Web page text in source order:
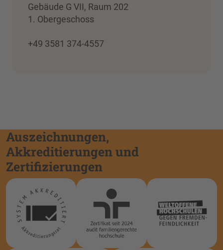
Gebäude G VII, Raum 202
1. Obergeschoss
+49 3581 374-4557
Auszeichnungen,
Akkreditierungen und
Zertifizierungen